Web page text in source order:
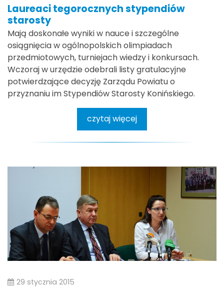
Laureaci tegorocznych stypendiów
starosty
Mają doskonałe wyniki w nauce i szczególne
osiągnięcia w ogólnopolskich olimpiadach
przedmiotowych, turniejach wiedzy i konkursach.
Wczoraj w urzędzie odebrali listy gratulacyjne
potwierdzające decyzję Zarządu Powiatu o
przyznaniu im Stypendiów Starosty Konińskiego.
czytaj więcej
29 stycznia 2015